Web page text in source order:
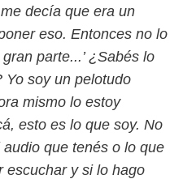
decía que era un
eso. Entonces no lo
parte...’ ¿Sabés lo
Yo soy un pelotudo
mismo lo estoy
esto es lo que soy. No
que tenés o lo que
escuchar y si lo hago